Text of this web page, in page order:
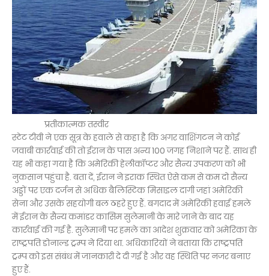
प्रतीकात्मक तस्वीर
स्टेट टीवी ने एक सूत्र के हवाले से कहा है कि अगर वाशिंगटन ने कोई
जवाबी कार्रवाई की तो ईरान के पास अन्य 100 जगह निशाने पर हैं. साथ ही
यह भी कहा गया है कि अमेरिकी हेलीकॉप्टर और सैन्य उपकरण को भी
नुकसान पहुंचा है. बता दें, ईरान ने इराक स्थित ऐसे कम से कम दो सैन्य
अड्डों पर एक दर्जन से अधिक बैलिस्टिक मिसाइल दागी जहां अमेरिकी
सेना और उसके सहयोगी बल ठहरे हुए हैं. बगदाद में अमेरिकी हवाई हमले
में ईरान के सैन्य कमांडर कासिम सुलेमानी के मारे जाने के बाद यह
कार्रवाई की गई है. सुलेमानी पर हमले का आदेश शुक्रवार को अमेरिका के
राष्ट्रपति डोनाल्ड ट्रम्प ने दिया था. अधिकारियों ने बताया कि राष्ट्रपति
ट्रम्प को इस संबंध में जानकारी दे दी गई है और वह स्थिति पर नजर बनाए
हुए हैं.